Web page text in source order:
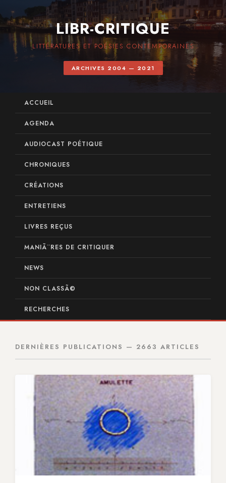
LIBR-CRITIQUE
LITTÉRATURES ET POÉSIES CONTEMPORAINES
ARCHIVES 2004 — 2021
ACCUEIL
AGENDA
AUDIOCAST POÉTIQUE
CHRONIQUES
CRÉATIONS
ENTRETIENS
LIVRES REÇUS
MANIÃ¨RES DE CRITIQUER
NEWS
NON CLASSÃ©
RECHERCHES
DERNIÈRES PUBLICATIONS — 2663 ARTICLES